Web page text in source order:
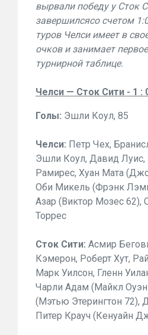
вырвали победу у Сток
завершилсясо счетом
туров Челси имеет в
очков и занимает
турнирной таблице.
Челси — Сток Сити - 1 :
Голы: Эшли Коул, 85
Челси: Петр Чех,
Эшли Коул, Давид Луис,
Рамирес, Хуан Мата
Оби Микель (Фрэнк
Азар (Виктор Мозес 62),
Торрес
Сток Сити: Асмир
Кэмерон, Роберт Хут,
Марк Уилсон, Гленн
Чарли Адам (Майкл
(Мэтью Этерингтон 72),
Питер Крауч (Кенуайн